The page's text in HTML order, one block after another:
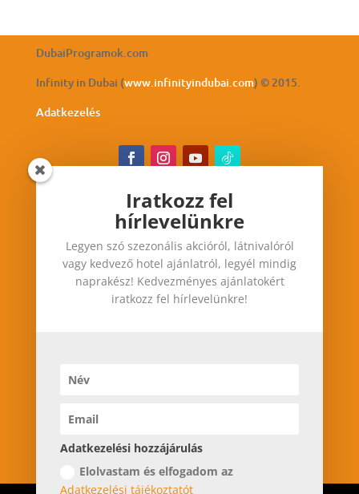
DubaiProgramok.com
Infinity in Dubai (www.infinityindubai.com) © 2015.
Adatkezelés
Iratkozz fel hírlevelünkre
Legyen szó szezonális akcióról, látnivalóról vagy
kedvező hotel ajánlatról, legyél mindig
naprakész! Kedvezményes ajánlatokért iratkozz
Adatkezelési hozzájárulás
Elolvastam és elfogadom az Adatkezelési
Iratkozz fel
hírlevelünkre
Legyen szó szezonális akcióról, látnivalóról
vagy kedvező hotel ajánlatról, legyél mindig
naprakész! Kedvezményes ajánlatokért
iratkozz fel hírlevelünkre!
Adatkezelési hozzájárulás
Elolvastam és elfogadom az
Adatkezelési tájékoztatót